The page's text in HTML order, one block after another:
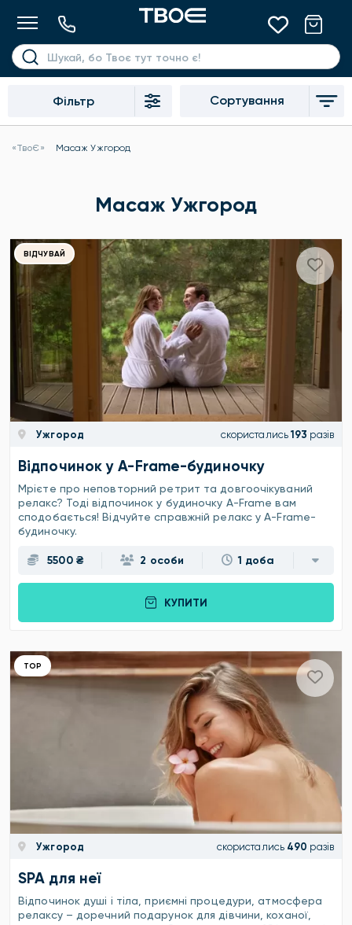
Фільтр Сортування
«ТвоЄ» Масаж Ужгород
Масаж Ужгород
ВІДЧУВАЙ
Ужгород скористались 193 разів
Відпочинок у A-Frame-будиночку
Мрієте про неповторний ретрит та довгоочікуваний
релакс? Тоді відпочинок у будиночку A-Frame вам
сподобається! Відчуйте справжній релакс у A-Frame-
будиночку.
5500 ₴ 2 особи 1 доба
КУПИТИ
ТОР
Ужгород скористались 490 разів
SPA для неї
Відпочинок душі і тіла, приємні процедури, атмосфера
релаксу – доречний подарунок для дівчини, коханої,